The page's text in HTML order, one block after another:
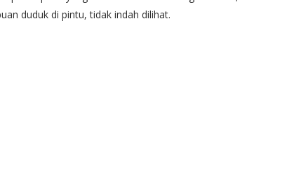
duduk di pintu, tidak indah dilihat.